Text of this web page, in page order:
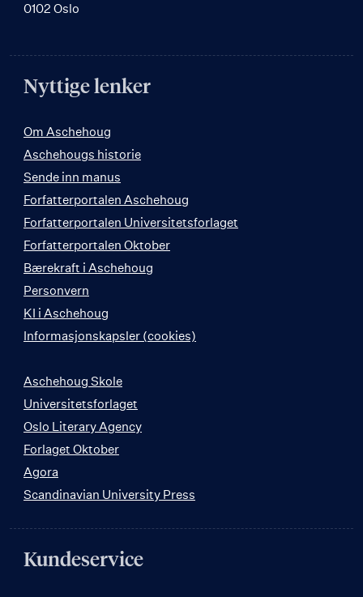
0102 Oslo
Nyttige lenker
Om Aschehoug
Aschehougs historie
Sende inn manus
Forfatterportalen Aschehoug
Forfatterportalen Universitetsforlaget
Forfatterportalen Oktober
Bærekraft i Aschehoug
Personvern
KI i Aschehoug
Informasjonskapsler (cookies)
Aschehoug Skole
Universitetsforlaget
Oslo Literary Agency
Forlaget Oktober
Agora
Scandinavian University Press
Kundeservice